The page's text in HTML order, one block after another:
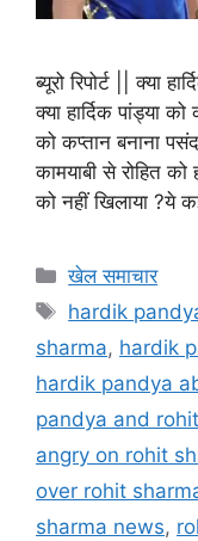
ब्यूरो रिपोर्ट || क्या
क्या हार्दिक पांड्या
को कप्तान बनाना
कामयाबी से रोहित
को नहीं खिलाया ?ये
खेल समाचार
hardik
sharma, hardik
hardik pandya
pandya and
angry on rohit
over rohit
sharma news,